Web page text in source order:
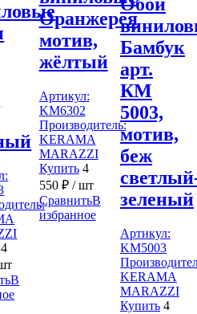
4
В
Оранжерея
мотив,
жёлтый
Артикул:
KM6302
Производитель:
KERAMA
MARAZZI
Купить 4
550 ₽/ шт
СравнитьВ
избранное
Бамбук
арт.
КМ
5003,
мотив,
беж
зеленый
Артикул:
KM5003
KERAMA
MARAZZI
Купить 4